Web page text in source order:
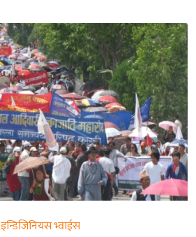
इन्डिजिनियस भ्वाईस